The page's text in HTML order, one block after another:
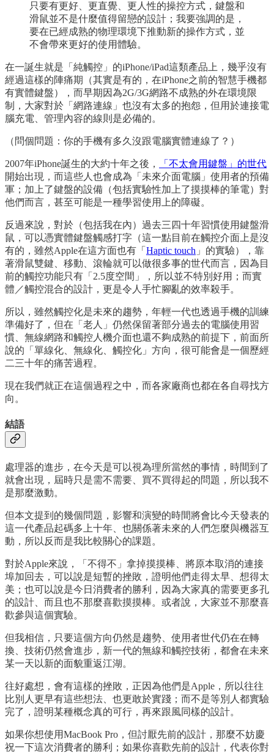
只要有更好、更直覺、更人性的操控方式，鍵盤和
滑鼠並不是什麼值得留戀的設計；我要強調的是，
要在已經成熟的物理環境下推動新的操作方式，並
不會帶來更好的使用體驗。
在一誕生就是「純觸控」的iPhone/iPad這類產品上，幾乎沒有
經過這樣的陣痛期（其實是有的，在iPhone之前的智慧手機都
有實體鍵盤），而早期因為2G/3G網路不成熟的外在環境限
制，大家對於「網路連線」也沒有太多的抱怨，但用於連接電
腦充電、管理內容的線則是必備的。
（問個問題：你的手機有多久沒跟電腦實體連線了？）
2007年iPhone誕生的大約十年之後，
「不太會用鍵盤」的世代
開始出現，而這些人也會成為「未來介面電腦」使用者的預備
軍；加上了鍵盤的設備（包括實驗性加上了摸摸棒的筆電）對
他們而言，甚至可能是一種學習使用上的障礙。
反過來說，對於（包括我在內）過去三四十年習慣使用鍵盤滑
鼠，可以憑實體鍵盤觸感打字（這一點目前在觸控介面上是沒
有的，雖然Apple在這方面也有「 Haptic touch 」的實驗），靠
著滑鼠雙鍵、移動、滾輪就可以做很多事的世代而言，因為目
前的觸控功能只有「2.5度空間」，所以並不特別好用；而實
體／觸控混合的設計，更是令人手忙腳亂的效率殺手。
所以，雖然觸控化是未來的趨勢，年輕一代也透過手機的訓練
準備好了，但在「老人」仍然保留著部分過去的電腦使用習
慣、無線網路和觸控人機介面也還不夠成熟的前提下，前面所
說的「單線化、無線化、觸控化」方向，很可能會是一個歷經
二三十年的痛苦過程。
現在我們就正在這個過程之中，而各家廠商也都在各自尋找方
向。
結語
處理器的進步，在今天是可以視為理所當然的事情，時間到了
就會出現，屆時只是需不需要、買不買得起的問題，所以我不
是那麼激動。
但本文提到的幾個問題，影響和演變的時間將會比今天發表的
這一代產品起碼多上十年、也關係著未來的人們怎麼與機器互
動，所以反而是我比較關心的課題。
對於Apple來說，「不得不」拿掉摸摸棒、將原本取消的連接
埠加回去，可以說是短暫的挫敗，證明他們走得太早、想得太
美；也可以說是今日消費者的勝利，因為大家真的需要更多孔
的設計、而且也不那麼喜歡摸摸棒。或者說，大家並不那麼喜
歡參與這個實驗。
但我相信，只要這個方向仍然是趨勢、使用者世代仍在在轉
換、技術仍然會進步，新一代的無線和觸控技術，都會在未來
某一天以新的面貌重返江湖。
往好處想，會有這樣的挫敗，正因為他們是Apple，所以往往
比別人更早有這些想法、也更敢於實踐；而不是等別人都實驗
完了，證明某種概念真的可行，再來跟風同樣的設計。
如果你想使用MacBook Pro，但討厭先前的設計，那麼不妨慶
祝一下這次消費者的勝利；如果你喜歡先前的設計，代表你對